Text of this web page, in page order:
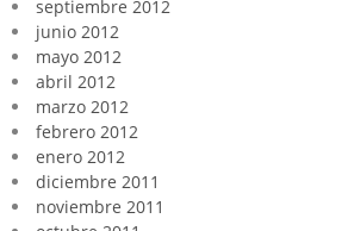
septiembre 2012
junio 2012
mayo 2012
abril 2012
marzo 2012
febrero 2012
enero 2012
diciembre 2011
noviembre 2011